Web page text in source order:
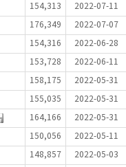
154,313 2022-07-11
176,349 2022-07-07
154,316 2022-06-28
153,728 2022-06-11
158,175 2022-05-31
155,035 2022-05-31
164,166 2022-05-31
150,056 2022-05-11
148,857 2022-05-03